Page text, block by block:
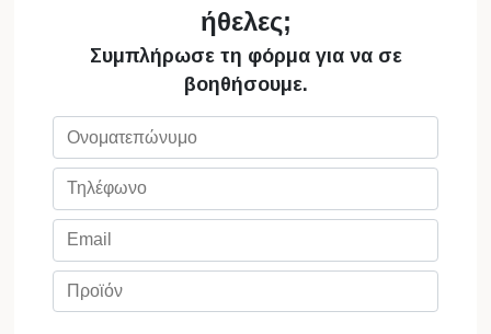
ήθελες;
Συμπλήρωσε τη φόρμα για να σε
βοηθήσουμε.